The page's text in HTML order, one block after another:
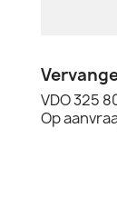
VDO 325
Op